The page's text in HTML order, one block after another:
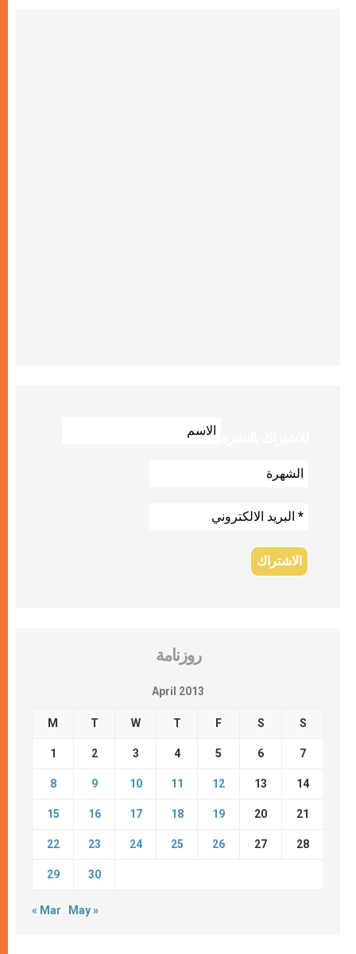
روزنامة
April 2013
M T W T F S S
1 2 3 4 5 6 7
8 9 10 11 12 13 14
15 16 17 18 19 20 21
22 23 24 25 26 27 28
29 30
« Mar May »